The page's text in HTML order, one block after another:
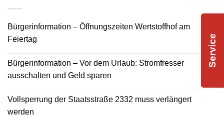
Bürgerinformation – Öffnungszeiten Wertstoffhof am
Feiertag
Bürgerinformation – Vor dem Urlaub: Stromfresser
ausschalten und Geld sparen
Vollsperrung der Staatsstraße 2332 muss verlängert
werden
Service